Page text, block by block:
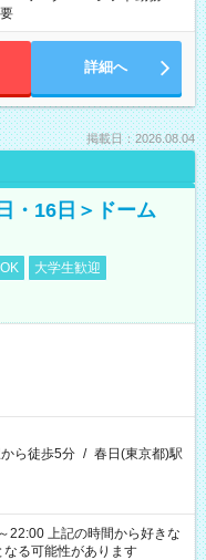
詳細へ
掲載日：2026.08.04
・16日＞ドーム
大学生歓迎
ら徒歩5分 / 春日(東京都)駅
ら好きな
る可能性があります